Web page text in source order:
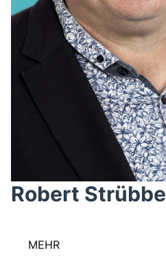
Robert Strübbe
MEHR